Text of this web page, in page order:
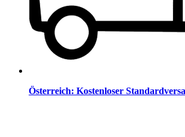
Österreich: Kostenloser